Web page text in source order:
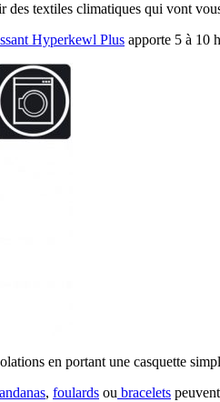
des textiles climatiques qui vont
Hyperkewl Plus apporte 5 à 10
en portant une casquette
, foulards ou bracelets